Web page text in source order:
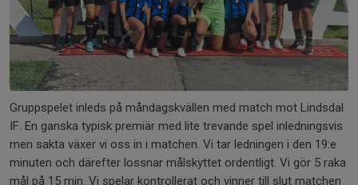
Gruppspelet inleds på måndagskvällen med match mot Lindsdal
IF. En ganska typisk premiär med lite trevande spel inledningsvis
men sakta växer vi oss in i matchen. Vi tar ledningen i den 19:e
minuten och därefter lossnar målskyttet ordentligt. Vi gör 5 raka
mål på 15 min. Vi spelar kontrollerat och vinner till slut matchen